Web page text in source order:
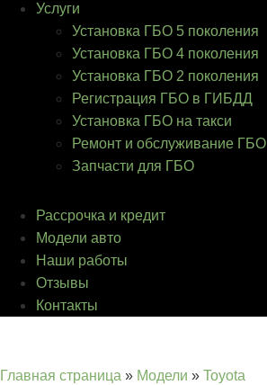
Услуги
Установка ГБО 5 поколения
Установка ГБО 4 поколения
Установка ГБО 2 поколения
Регистрация ГБО в ГИБДД
Установка ГБО на такси
Ремонт и обслуживание ГБО
Запчасти для ГБО
Рассрочка и кредит
Модели авто
Наши работы
Отзывы
Контакты
Главная страница » Модели » Toyota